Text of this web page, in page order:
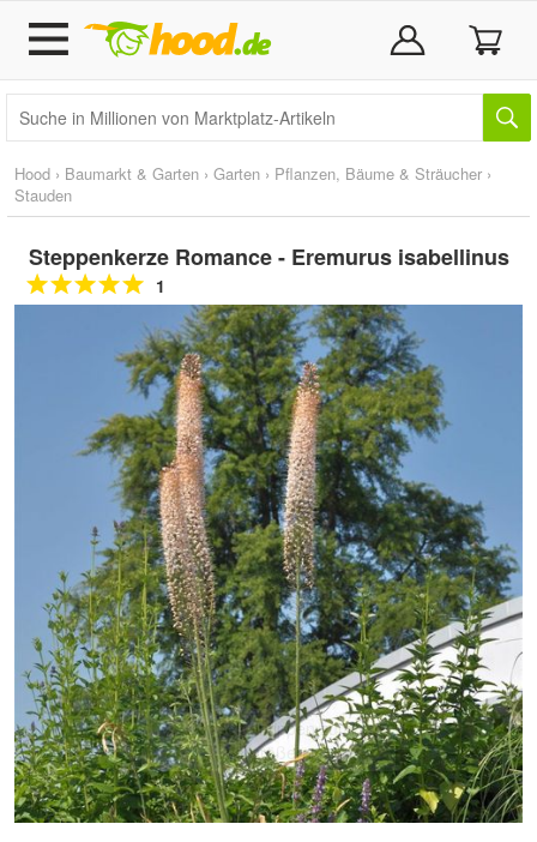
Hood › Baumarkt & Garten › Garten › Pflanzen, Bäume & Sträucher ›
Stauden
Steppenkerze Romance - Eremurus isabellinus
1
Doppelt antippen zum
vergrößern